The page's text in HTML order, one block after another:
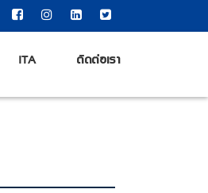
ITA ติดต่อเรา